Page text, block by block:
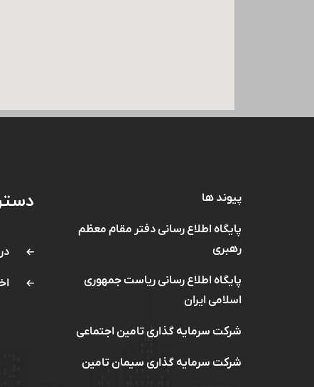
پیوند ها
پایگاه اطلاع رسانی دفتر مقام معظم
رهبری
پایگاه اطلاع رسانی ریاست جمهوری
اسلامی ایران
شرکت سرمایه گذاری تامین اجتماعی
شرکت سرمایه گذاری سیمان تامین